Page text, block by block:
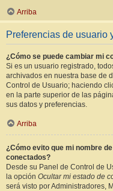
Arriba
Preferencias de usuario
¿Cómo se puede cambiar mi
Si es un usuario registrado,
archivados en nuestra base de
Control de Usuario; haciendo
en la parte superior de las
sus datos y preferencias.
Arriba
¿Cómo evito que mi nombre
conectados?
Desde su Panel de Control de
la opción Ocultar mi estado de
será visto por Administradores,